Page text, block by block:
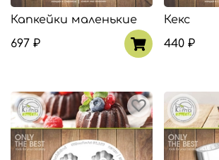
Капкейки маленькие
697 ₽
Кекс
440 ₽